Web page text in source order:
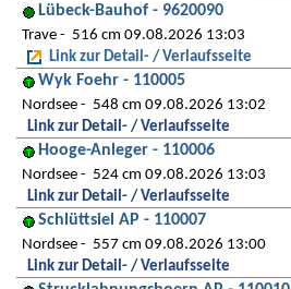
Lübeck-Bauhof - 9620090
Trave
516 cm 09.08.2026 13:03
Link zur Detail- / Verlaufsseite
Wyk Foehr - 110005
Nordsee
548 cm 09.08.2026 13:02
Link zur Detail- / Verlaufsseite
Hooge-Anleger - 110006
Nordsee
524 cm 09.08.2026 13:03
Link zur Detail- / Verlaufsseite
Schlüttsiel AP - 110007
Nordsee
557 cm 09.08.2026 13:00
Link zur Detail- / Verlaufsseite